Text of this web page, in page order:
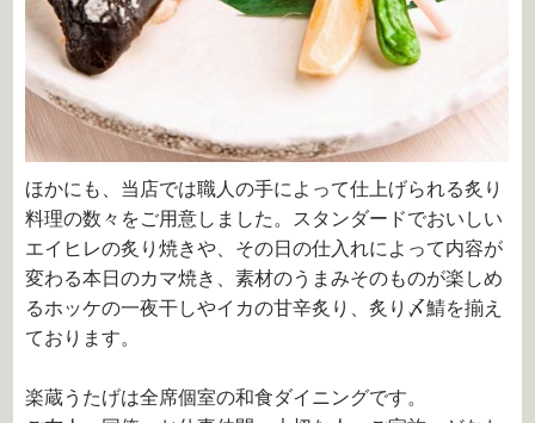
ほかにも、当店では職人の手によって仕上げられる炙り
料理の数々をご用意しました。スタンダードでおいしい
エイヒレの炙り焼きや、その日の仕入れによって内容が
変わる本日のカマ焼き、素材のうまみそのものが楽しめ
るホッケの一夜干しやイカの甘辛炙り、炙り〆鯖を揃え
ております。
楽蔵うたげは全席個室の和食ダイニングです。